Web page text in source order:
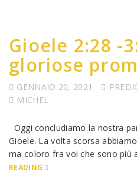
Gioele 2:28 -
gloriose
GENNAIO 20, 2021
MICHEL
Oggi concludiamo la nostra
Gioele. La volta scorsa
ma coloro fra voi che sono più
READING